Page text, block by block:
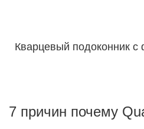
Кварцевый подоконник с
7 причин почему